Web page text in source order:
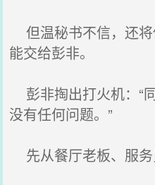
但温秘书不信，还
能交给彭非。
彭非掏出打火机：“
没有任何问题。”
先从餐厅老板、服务